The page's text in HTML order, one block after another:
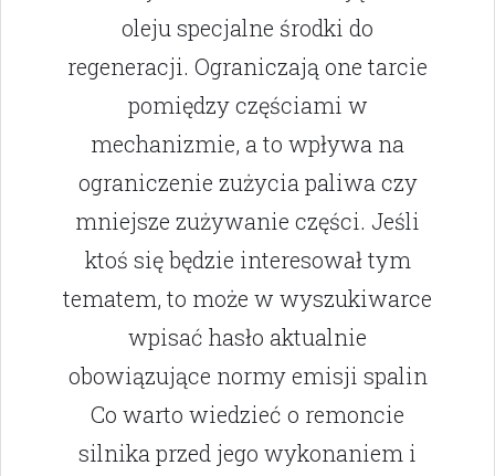
oleju specjalne środki do
regeneracji. Ograniczają one tarcie
pomiędzy częściami w
mechanizmie, a to wpływa na
ograniczenie zużycia paliwa czy
mniejsze zużywanie części. Jeśli
ktoś się będzie interesował tym
tematem, to może w wyszukiwarce
wpisać hasło aktualnie
obowiązujące normy emisji spalin
Co warto wiedzieć o remoncie
silnika przed jego wykonaniem i